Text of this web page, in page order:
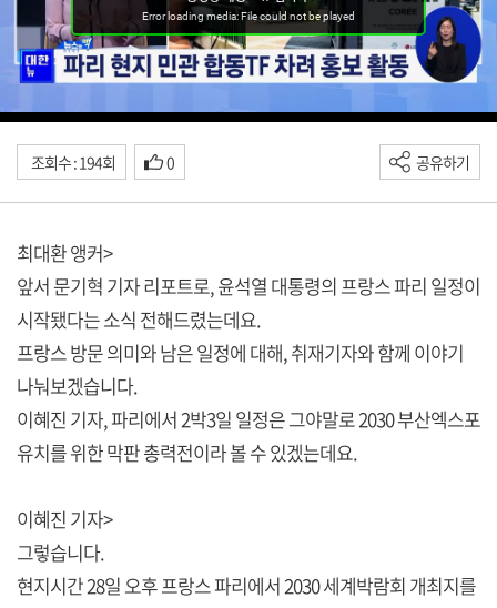
조회수 : 194회 0 공유하기
최대환 앵커>
앞서 문기혁 기자 리포트로, 윤석열 대통령의 프랑스 파리 일정이
시작됐다는 소식 전해드렸는데요.
프랑스 방문 의미와 남은 일정에 대해, 취재기자와 함께 이야기
나눠보겠습니다.
이혜진 기자, 파리에서 2박3일 일정은 그야말로 2030 부산엑스포
유치를 위한 막판 총력전이라 볼 수 있겠는데요.
이혜진 기자>
그렇습니다.
현지시간 28일 오후 프랑스 파리에서 2030 세계박람회 개최지를